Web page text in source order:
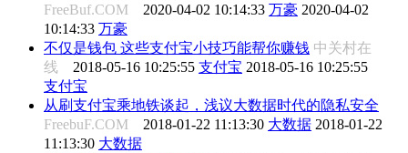
FreeBuf.COM 2020-04-02 10:14:33 万豪 2020-04-02
10:14:33 万豪
不仅是钱包 这些支付宝小技巧能帮你赚钱 中关村在
线 2018-05-16 10:25:55 支付宝 2018-05-16 10:25:55
支付宝
从刷支付宝乘地铁谈起，浅议大数据时代的隐私安全
FreebuF.COM 2018-01-22 11:13:30 大数据 2018-01-22
11:13:30 大数据